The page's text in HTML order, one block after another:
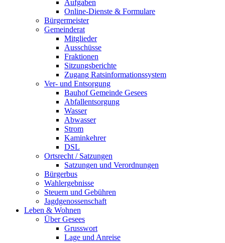
Aufgaben
Online-Dienste & Formulare
Bürgermeister
Gemeinderat
Mitglieder
Ausschüsse
Fraktionen
Sitzungsberichte
Zugang Ratsinformationssystem
Ver- und Entsorgung
Bauhof Gemeinde Gesees
Abfallentsorgung
Wasser
Abwasser
Strom
Kaminkehrer
DSL
Ortsrecht / Satzungen
Satzungen und Verordnungen
Bürgerbus
Wahlergebnisse
Steuern und Gebühren
Jagdgenossenschaft
Leben & Wohnen
Über Gesees
Grusswort
Lage und Anreise